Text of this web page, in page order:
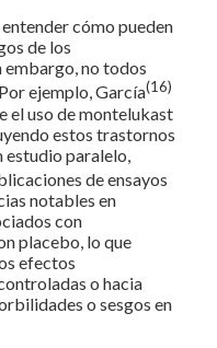
cómo pueden
de los
embargo, no todos
ejemplo, García(16)
el uso de montelukast
estos trastornos
estudio paralelo,
de ensayos
notables en
con
placebo, lo que
efectos
o hacia
o sesgos en